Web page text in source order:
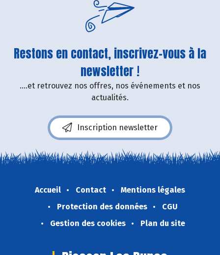
Restons en contact, inscrivez-vous à la
newsletter !
....et retrouvez nos offres, nos événements et nos
actualités.
Inscription newsletter
Accueil Contact
Mentions légales
Protection des données
CGU
Gestion des cookies
Plan du site